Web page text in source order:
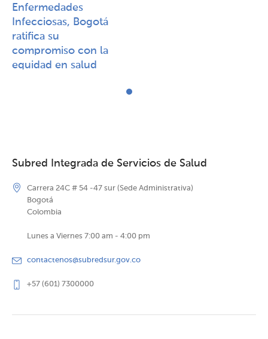
Enfermedades
Infecciosas, Bogotá
ratifica su
compromiso con la
equidad en salud
Subred Integrada de Servicios de Salud
Carrera 24C # 54 -47 sur (Sede Administrativa)
Bogotá
Colombia
Lunes a Viernes 7:00 am - 4:00 pm
contactenos@subredsur.gov.co
+57 (601) 7300000